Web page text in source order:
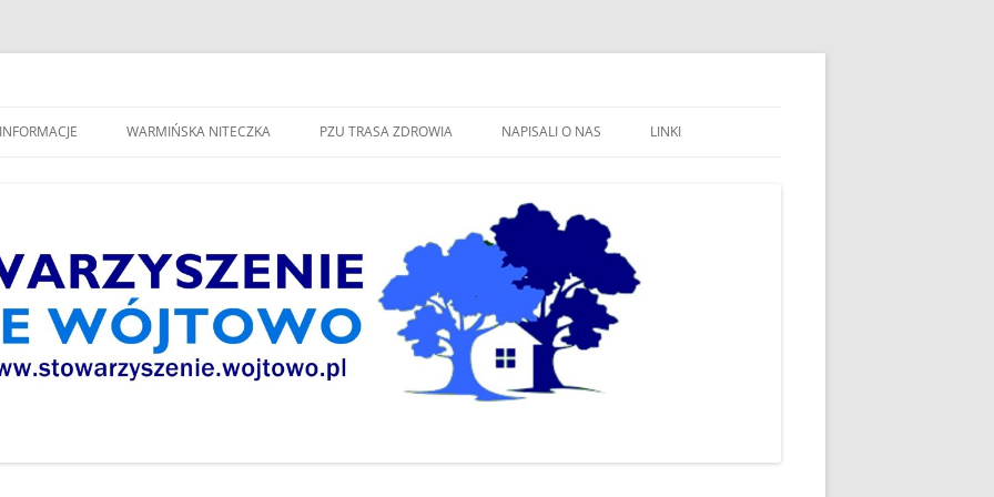
INFORMACJE WARMIŃSKA NITECZKA PZU TRASA ZDROWIA NAPISALI O NAS LINKI